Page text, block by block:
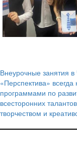
Навигация
по
записям
Внеурочные занятия
«Перспектива»
программами по
всесторонних
творчеством и